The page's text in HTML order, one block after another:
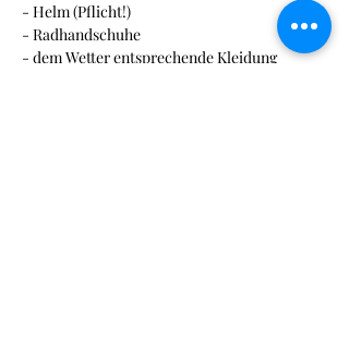
- Helm (Pflicht!)
- Radhandschuhe
- dem Wetter entsprechende Kleidung